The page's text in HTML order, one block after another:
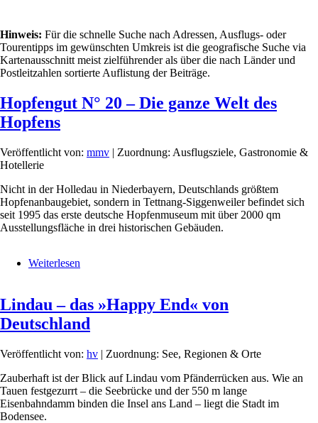
Hinweis: Für die schnelle Suche nach Adressen, Ausflugs- oder
Tourentipps im gewünschten Umkreis ist die geografische Suche via
Kartenausschnitt meist zielführender als über die nach Länder und
Postleitzahlen sortierte Auflistung der Beiträge.
Hopfengut N° 20 – Die ganze Welt des
Hopfens
Veröffentlicht von: mmv | Zuordnung: Ausflugsziele, Gastronomie &
Hotellerie
Nicht in der Holledau in Niederbayern, Deutschlands größtem
Hopfenanbaugebiet, sondern in Tettnang-Siggenweiler befindet sich
seit 1995 das erste deutsche Hopfenmuseum mit über 2000 qm
Ausstellungsfläche in drei historischen Gebäuden.
Weiterlesen
20
–
Die
Welt
Hopfens
Lindau – das »Happy End« von
Deutschland
Veröffentlicht von: hv | Zuordnung: See, Regionen & Orte
Zauberhaft ist der Blick auf Lindau vom Pfänderrücken aus. Wie an
Tauen festgezurrt – die Seebrücke und der 550 m lange
Eisenbahndamm binden die Insel ans Land – liegt die Stadt im
Bodensee.